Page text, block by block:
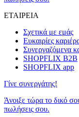
ΕΤΑΙΡΕΙΑ
Σχετικά με εμάς
Ευκαιρίες
Συνεργαζόμενα
SHOPFLIX B2B
SHOPFLIX app
Γίνε συνεργάτης!
Άνοιξε τώρα το δικό
πωλήσεις σου.